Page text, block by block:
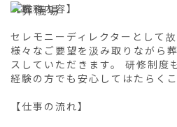
【職務内容】
セレモニーディレクターとして
様々なご要望を汲み取りながら
スしていただきます。 研修制度
経験の方でも安心してはたらく
【仕事の流れ】